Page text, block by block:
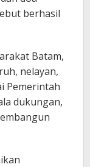
berhasil
Batam,
nelayan,
Pemerintah
dukungan,